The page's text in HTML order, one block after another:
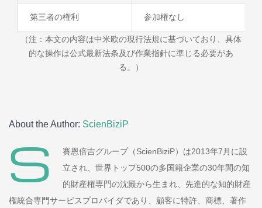
第三者の権利 参加権なし
（注：本文の内容は中米欧の現行法規に基づいており、具体
的な操作は公式最新法条及び作業指針に準じる必要があ
る。）
About the Author: ScienBiziP
賽恩倍吉グループ（ScienBiziP）は2013年7月に設
立され、世界トップ500の多国籍企業の30年間の知
的財産権専門の沈殿から生まれ、先進的な知的財産
権統合専門サービスプロバイダであり、顧客に特許、商標、著作